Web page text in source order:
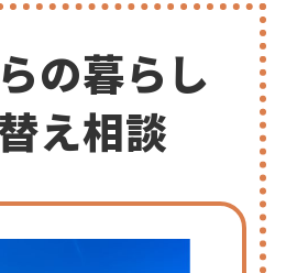
の暮らし
え相談